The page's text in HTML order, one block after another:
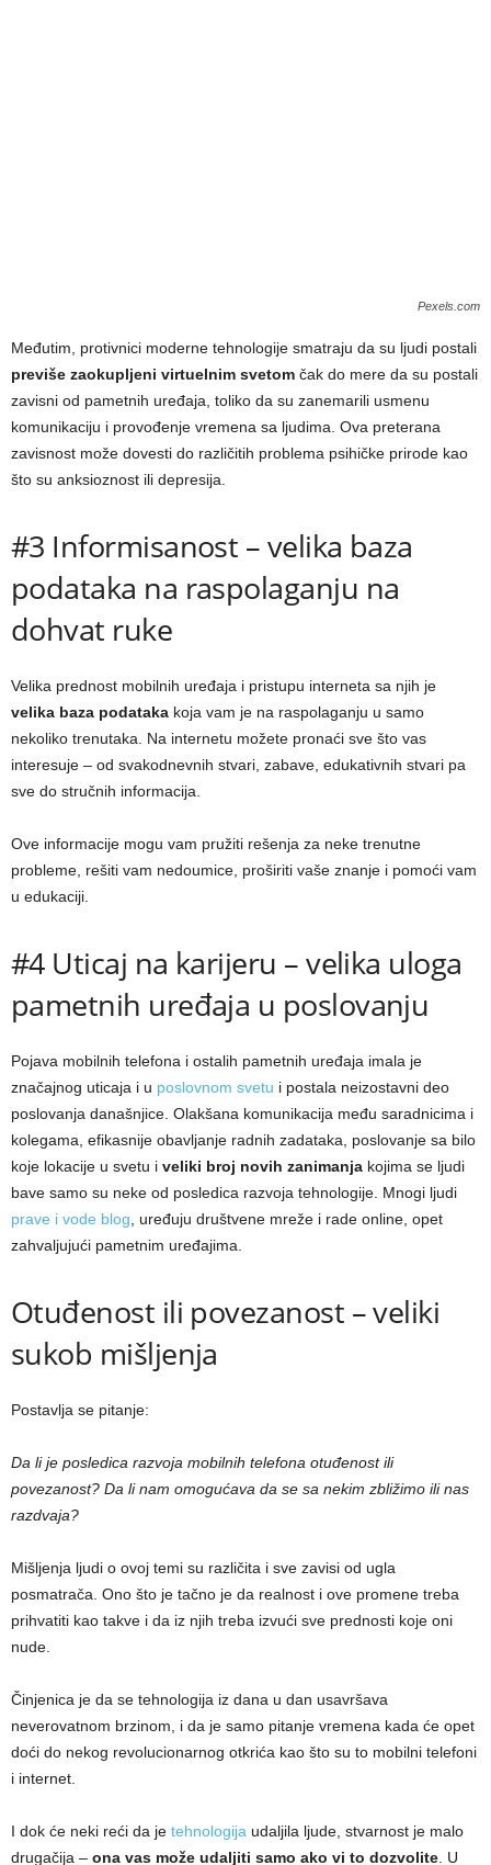
Pexels.com
Međutim, protivnici moderne tehnologije smatraju da su ljudi postali
previše zaokupljeni virtuelnim svetom čak do mere da su postali
zavisni od pametnih uređaja, toliko da su zanemarili usmenu
komunikaciju i provođenje vremena sa ljudima. Ova preterana
zavisnost može dovesti do različitih problema psihičke prirode kao
što su anksioznost ili depresija.
#3 Informisanost – velika baza
podataka na raspolaganju na
dohvat ruke
Velika prednost mobilnih uređaja i pristupu interneta sa njih je
velika baza podataka koja vam je na raspolaganju u samo
nekoliko trenutaka. Na internetu možete pronaći sve što vas
interesuje – od svakodnevnih stvari, zabave, edukativnih stvari pa
sve do stručnih informacija.
Ove informacije mogu vam pružiti rešenja za neke trenutne
probleme, rešiti vam nedoumice, proširiti vaše znanje i pomoći vam
u edukaciji.
#4 Uticaj na karijeru – velika uloga
pametnih uređaja u poslovanju
Pojava mobilnih telefona i ostalih pametnih uređaja imala je
značajnog uticaja i u poslovnom svetu i postala neizostavni deo
poslovanja današnjice. Olakšana komunikacija među saradnicima i
kolegama, efikasnije obavljanje radnih zadataka, poslovanje sa bilo
koje lokacije u svetu i veliki broj novih zanimanja kojima se ljudi
bave samo su neke od posledica razvoja tehnologije. Mnogi ljudi
prave i vode blog , uređuju društvene mreže i rade online, opet
zahvaljujući pametnim uređajima.
Otuđenost ili povezanost – veliki
sukob mišljenja
Postavlja se pitanje:
Da li je posledica razvoja mobilnih telefona otuđenost ili
povezanost? Da li nam omogućava da se sa nekim zbližimo ili nas
razdvaja?
Mišljenja ljudi o ovoj temi su različita i sve zavisi od ugla
posmatrača. Ono što je tačno je da realnost i ove promene treba
prihvatiti kao takve i da iz njih treba izvući sve prednosti koje oni
nude.
Činjenica je da se tehnologija iz dana u dan usavršava
neverovatnom brzinom, i da je samo pitanje vremena kada će opet
doći do nekog revolucionarnog otkrića kao što su to mobilni telefoni
i internet.
I dok će neki reći da je tehnologija udaljila ljude, stvarnost je malo
drugačija – ona vas može udaljiti samo ako vi to dozvolite . U